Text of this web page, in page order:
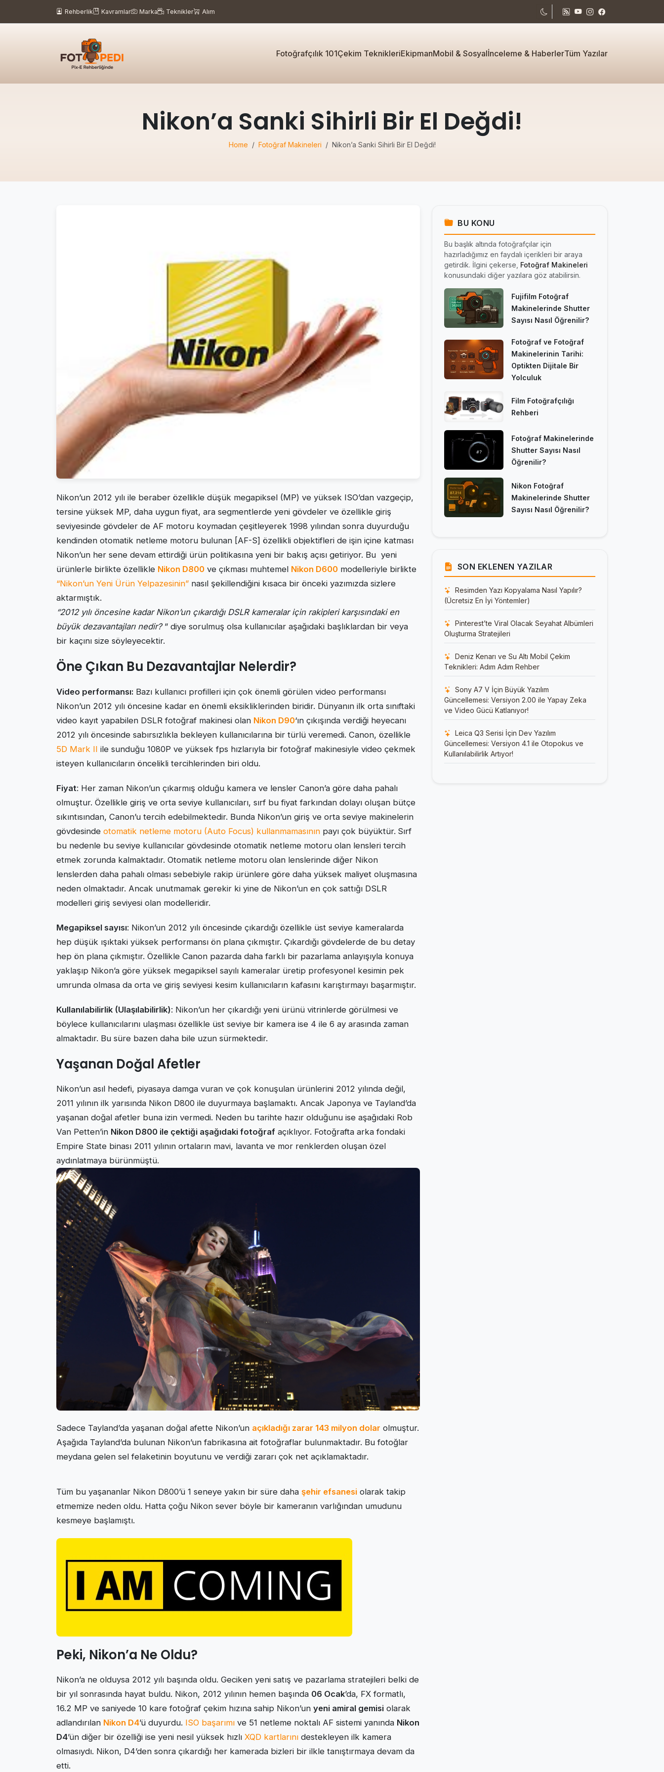
Rehberlik Kavramlar Marka Teknikler Alım
Fotoğrafçılık 101Çekim TeknikleriEkipmanMobil & Sosyalİnceleme & HaberlerTüm Yazılar
Nikon’a Sanki Sihirli Bir El Değdi!
Home Fotoğraf Makineleri Nikon’a Sanki Sihirli Bir El Değdi!
Nikon’un 2012 yılı ile beraber özellikle düşük megapiksel (MP) ve yüksek ISO’dan vazgeçip,
tersine yüksek MP, daha uygun fiyat, ara segmentlerde yeni gövdeler ve özellikle giriş
seviyesinde gövdeler de AF motoru koymadan çeşitleyerek 1998 yılından sonra duyurduğu
kendinden otomatik netleme motoru bulunan [AF-S] özellikli objektifleri de işin içine katması
Nikon’un her sene devam ettirdiği ürün politikasına yeni bir bakış açısı getiriyor. Bu yeni
ürünlerle birlikte özellikle Nikon D800 ve çıkması muhtemel Nikon D600 modelleriyle birlikte
“Nikon’un Yeni Ürün Yelpazesinin” nasıl şekillendiğini kısaca bir önceki yazımızda sizlere
aktarmıştık.
“2012 yılı öncesine kadar Nikon’un çıkardığı DSLR kameralar için rakipleri karşısındaki en
büyük dezavantajları nedir?” diye sorulmuş olsa kullanıcılar aşağıdaki başlıklardan bir veya
bir kaçını size söyleyecektir.
Öne Çıkan Bu Dezavantajlar Nelerdir?
Video performansı: Bazı kullanıcı profilleri için çok önemli görülen video performansı
Nikon’un 2012 yılı öncesine kadar en önemli eksikliklerinden biridir. Dünyanın ilk orta sınıftaki
video kayıt yapabilen DSLR fotoğraf makinesi olan Nikon D90‘ın çıkışında verdiği heyecanı
2012 yılı öncesinde sabırsızlıkla bekleyen kullanıcılarına bir türlü veremedi. Canon, özellikle
5D Mark II ile sunduğu 1080P ve yüksek fps hızlarıyla bir fotoğraf makinesiyle video çekmek
isteyen kullanıcıların öncelikli tercihlerinden biri oldu.
Fiyat: Her zaman Nikon’un çıkarmış olduğu kamera ve lensler Canon’a göre daha pahalı
olmuştur. Özellikle giriş ve orta seviye kullanıcıları, sırf bu fiyat farkından dolayı oluşan bütçe
sıkıntısından, Canon’u tercih edebilmektedir. Bunda Nikon’un giriş ve orta seviye makinelerin
gövdesinde otomatik netleme motoru (Auto Focus) kullanmamasının payı çok büyüktür. Sırf
bu nedenle bu seviye kullanıcılar gövdesinde otomatik netleme motoru olan lensleri tercih
etmek zorunda kalmaktadır. Otomatik netleme motoru olan lenslerinde diğer Nikon
lenslerden daha pahalı olması sebebiyle rakip ürünlere göre daha yüksek maliyet oluşmasına
neden olmaktadır. Ancak unutmamak gerekir ki yine de Nikon’un en çok sattığı DSLR
modelleri giriş seviyesi olan modelleridir.
Megapiksel sayısı: Nikon’un 2012 yılı öncesinde çıkardığı özellikle üst seviye kameralarda
hep düşük ışıktaki yüksek performansı ön plana çıkmıştır. Çıkardığı gövdelerde de bu detay
hep ön plana çıkmıştır. Özellikle Canon pazarda daha farklı bir pazarlama anlayışıyla konuya
yaklaşıp Nikon’a göre yüksek megapiksel sayılı kameralar üretip profesyonel kesimin pek
umrunda olmasa da orta ve giriş seviyesi kesim kullanıcıların kafasını karıştırmayı başarmıştır.
Kullanılabilirlik (Ulaşılabilirlik): Nikon’un her çıkardığı yeni ürünü vitrinlerde görülmesi ve
böylece kullanıcılarını ulaşması özellikle üst seviye bir kamera ise 4 ile 6 ay arasında zaman
almaktadır. Bu süre bazen daha bile uzun sürmektedir.
Yaşanan Doğal Afetler
Nikon’un asıl hedefi, piyasaya damga vuran ve çok konuşulan ürünlerini 2012 yılında değil,
2011 yılının ilk yarısında Nikon D800 ile duyurmaya başlamaktı. Ancak Japonya ve Tayland’da
yaşanan doğal afetler buna izin vermedi. Neden bu tarihte hazır olduğunu ise aşağıdaki Rob
Van Petten’in Nikon D800 ile çektiği aşağıdaki fotoğraf açıklıyor. Fotoğrafta arka fondaki
Empire State binası 2011 yılının ortaların mavi, lavanta ve mor renklerden oluşan özel
aydınlatmaya bürünmüştü.
Sadece Tayland’da yaşanan doğal afette Nikon’un açıkladığı zarar 143 milyon dolar olmuştur.
Aşağıda Tayland’da bulunan Nikon’un fabrikasına ait fotoğraflar bulunmaktadır. Bu fotoğlar
meydana gelen sel felaketinin boyutunu ve verdiği zararı çok net açıklamaktadır.
Tüm bu yaşananlar Nikon D800’ü 1 seneye yakın bir süre daha şehir efsanesi olarak takip
etmemize neden oldu. Hatta çoğu Nikon sever böyle bir kameranın varlığından umudunu
kesmeye başlamıştı.
Peki, Nikon’a Ne Oldu?
Nikon’a ne olduysa 2012 yılı başında oldu. Geciken yeni satış ve pazarlama stratejileri belki de
bir yıl sonrasında hayat buldu. Nikon, 2012 yılının hemen başında 06 Ocak’da, FX formatlı,
16.2 MP ve saniyede 10 kare fotoğraf çekim hızına sahip Nikon’un yeni amiral gemisi olarak
adlandırılan Nikon D4’ü duyurdu. ISO başarımı ve 51 netleme noktalı AF sistemi yanında Nikon
D4’ün diğer bir özelliği ise yeni nesil yüksek hızlı XQD kartlarını destekleyen ilk kamera
olmasıydı. Nikon, D4’den sonra çıkardığı her kamerada bizleri bir ilkle tanıştırmaya devam da
etti.
BU KONU
Bu başlık altında fotoğrafçılar için
hazırladığımız en faydalı içerikleri bir araya
getirdik. İlgini çekerse, Fotoğraf Makineleri
konusundaki diğer yazılara göz atabilirsin.
Fujifilm Fotoğraf
Makinelerinde Shutter
Sayısı Nasıl Öğrenilir?
Fotoğraf ve Fotoğraf
Makinelerinin Tarihi:
Optikten Dijitale Bir
Yolculuk
Film Fotoğrafçılığı
Rehberi
Fotoğraf Makinelerinde
Shutter Sayısı Nasıl
Öğrenilir?
Nikon Fotoğraf
Makinelerinde Shutter
Sayısı Nasıl Öğrenilir?
SON EKLENEN YAZILAR
Resimden Yazı Kopyalama Nasıl Yapılır?
(Ücretsiz En İyi Yöntemler)
Pinterest’te Viral Olacak Seyahat Albümleri
Oluşturma Stratejileri
Deniz Kenarı ve Su Altı Mobil Çekim
Teknikleri: Adım Adım Rehber
Sony A7 V İçin Büyük Yazılım
Güncellemesi: Versiyon 2.00 ile Yapay Zeka
ve Video Gücü Katlanıyor!
Leica Q3 Serisi İçin Dev Yazılım
Güncellemesi: Versiyon 4.1 ile Otopokus ve
Kullanılabilirlik Artıyor!